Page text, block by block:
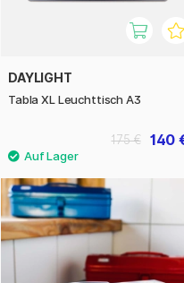
DAYLIGHT
Tabla XL Leuchttisch A3
140
175 €